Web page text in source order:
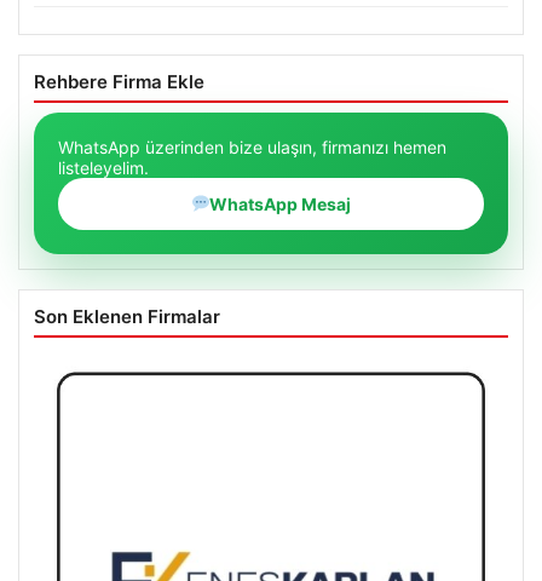
Rehbere Firma Ekle
WhatsApp üzerinden bize ulaşın, firmanızı hemen
listeleyelim.
WhatsApp Mesaj
Son Eklenen Firmalar